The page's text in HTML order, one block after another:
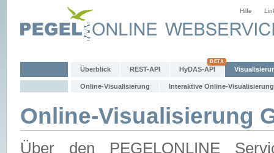
Hilfe
Überblick REST-API HyDAS-API
Online-Visualisierung Interaktive Online-Visualisierung
Online-Visualisierung
Über den PEGELONLINE